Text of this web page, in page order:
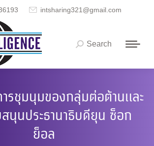
intsharing321@gmail.com
Search:
Search
ารชุมนุมของกลุ่มต่อต้านและ
นุนประธานาธิบดียุน ซ็อก
ย็อล